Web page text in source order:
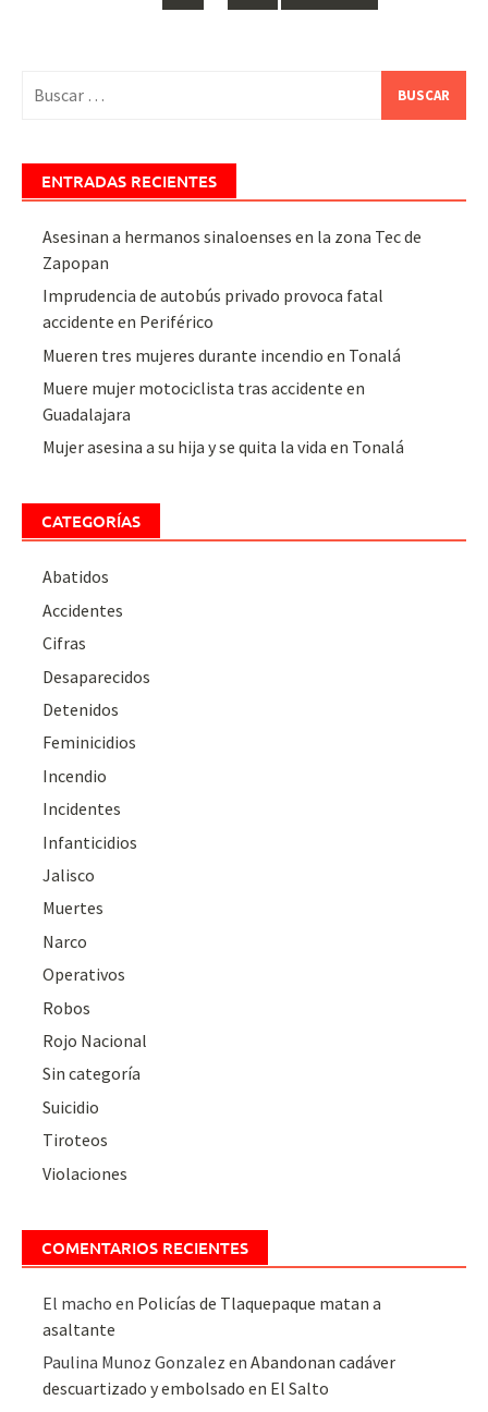
ENTRADAS RECIENTES
Asesinan a hermanos sinaloenses en la zona Tec de
Zapopan
Imprudencia de autobús privado provoca fatal
accidente en Periférico
Mueren tres mujeres durante incendio en Tonalá
Muere mujer motociclista tras accidente en
Guadalajara
Mujer asesina a su hija y se quita la vida en Tonalá
CATEGORÍAS
Abatidos
Accidentes
Cifras
Desaparecidos
Detenidos
Feminicidios
Incendio
Incidentes
Infanticidios
Jalisco
Muertes
Narco
Operativos
Robos
Rojo Nacional
Sin categoría
Suicidio
Tiroteos
Violaciones
COMENTARIOS RECIENTES
El macho en Policías de Tlaquepaque matan a
asaltante
Paulina Munoz Gonzalez enAbandonan cadáver
descuartizado y embolsado en El Salto